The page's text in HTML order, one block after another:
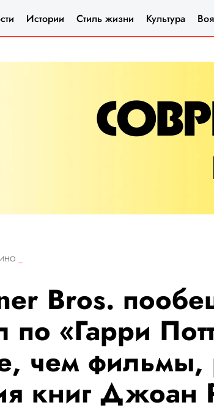
Истории Стиль жизни Культура
Bros.
по «Гарри
чем фильмы,
книг Джоан